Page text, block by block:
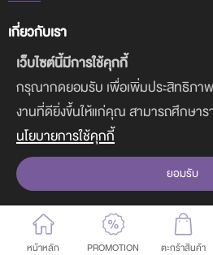
เว็บไซต์นี้มีการใช้คุกกี้
กรุณากดยอมรับ เพื่อเพิ่มประสิทธิภา
งานที่ดียิ่งขึ้นให้แก่คุณ สามารถศึกษาร
นโยบายการใช้คุกกี้
ยอมรับ
หน้าหลัก PROMOTION ตะกร้าสินค้า
เกี่ยวกับเรา
ฝ่ายบริการลูกค้า
ดาวน์โหลดแอพฯ
COPYRIGHT © 2017-2020 CUTE